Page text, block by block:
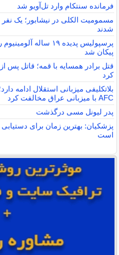
فرمانده سنتکام وارد تل‌آویو شد
شدند
پرسپولیس پدیده ۱۹
پیکان شد
قتل برادر همسایه با قمه؛ قاتل پس
کرد
بلاتکلیفی میزبانی استقلال ادامه
AFC با میزبانی عراق مخالفت کرد
پدر لیونل مسی درگذشت
پزشکیان: بهترین زمان برای
است